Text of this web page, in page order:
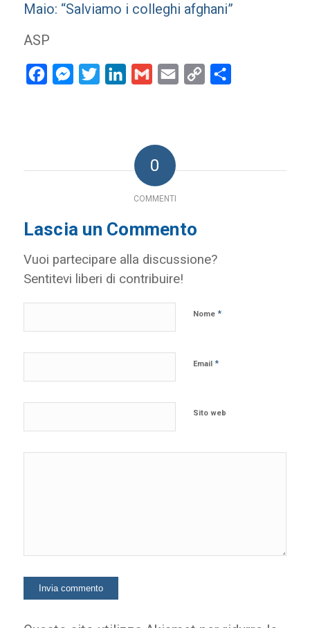
Maio: “Salviamo i colleghi afghani”
ASP
FacebookMessenger
Twitter LinkedInGmail Email
Copy
0
COMMENTI
Lascia un Commento
Vuoi partecipare alla discussione?
Sentitevi liberi di contribuire!
Nome *
Email *
Sito web